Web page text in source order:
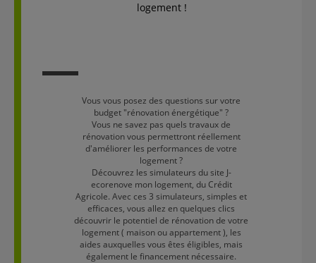
logement !
Vous vous posez des questions sur votre
budget "rénovation énergétique" ?
Vous ne savez pas quels travaux de
rénovation vous permettront réellement
d'améliorer les performances de votre
logement ?
Découvrez les simulateurs du site J-
ecorenove mon logement, du Crédit
Agricole. Avec ces 3 simulateurs, simples et
efficaces, vous allez en quelques clics
découvrir le potentiel de rénovation de votre
logement ( maison ou appartement ), les
aides auxquelles vous êtes éligibles, mais
également le financement nécessaire.